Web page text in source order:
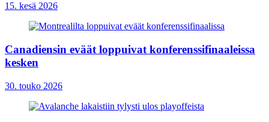
15. kesä 2026
Canadiensin eväät loppuivat konferenssifinaaleissa
kesken
30. touko 2026